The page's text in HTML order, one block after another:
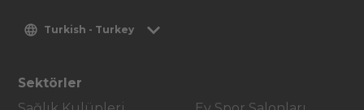
Turkish - Turkey
Sektörler